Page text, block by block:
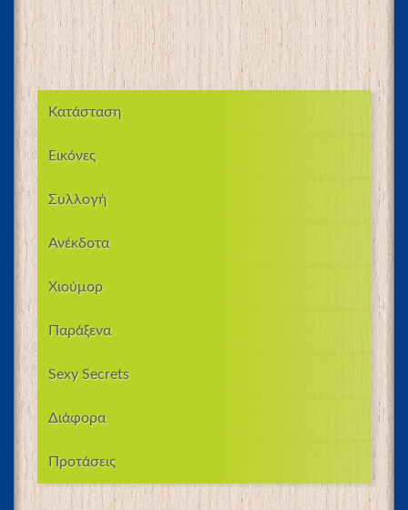
Κατάσταση
Εικόνες
Συλλογή
Ανέκδοτα
Χιούμορ
Παράξενα
Sexy Secrets
Διάφορα
Προτάσεις